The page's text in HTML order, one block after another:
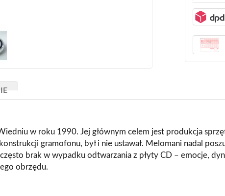
w roku 1990. Jej głównym celem jest produkcja
gramofonu, był i nie ustawał. Melomani nadal
brak w wypadku odtwarzania z płyty CD – emocje,
obrzędu.